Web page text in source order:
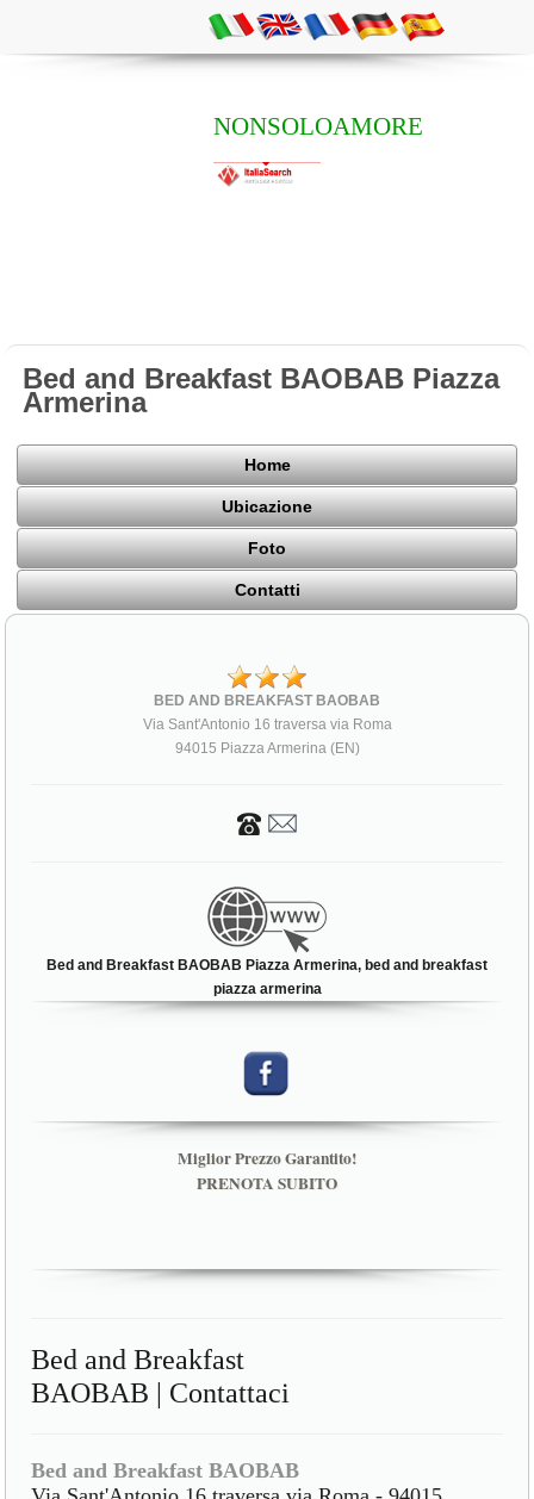
NONSOLOAMORE
Bed and Breakfast BAOBAB Piazza
Armerina
Home
Ubicazione
Foto
Contatti
BED AND BREAKFAST BAOBAB
Via Sant'Antonio 16 traversa via Roma
94015 Piazza Armerina (EN)
Bed and Breakfast BAOBAB Piazza Armerina, bed and breakfast
piazza armerina
Miglior Prezzo Garantito!
PRENOTA SUBITO
Bed and Breakfast
BAOBAB | Contattaci
Bed and Breakfast BAOBAB